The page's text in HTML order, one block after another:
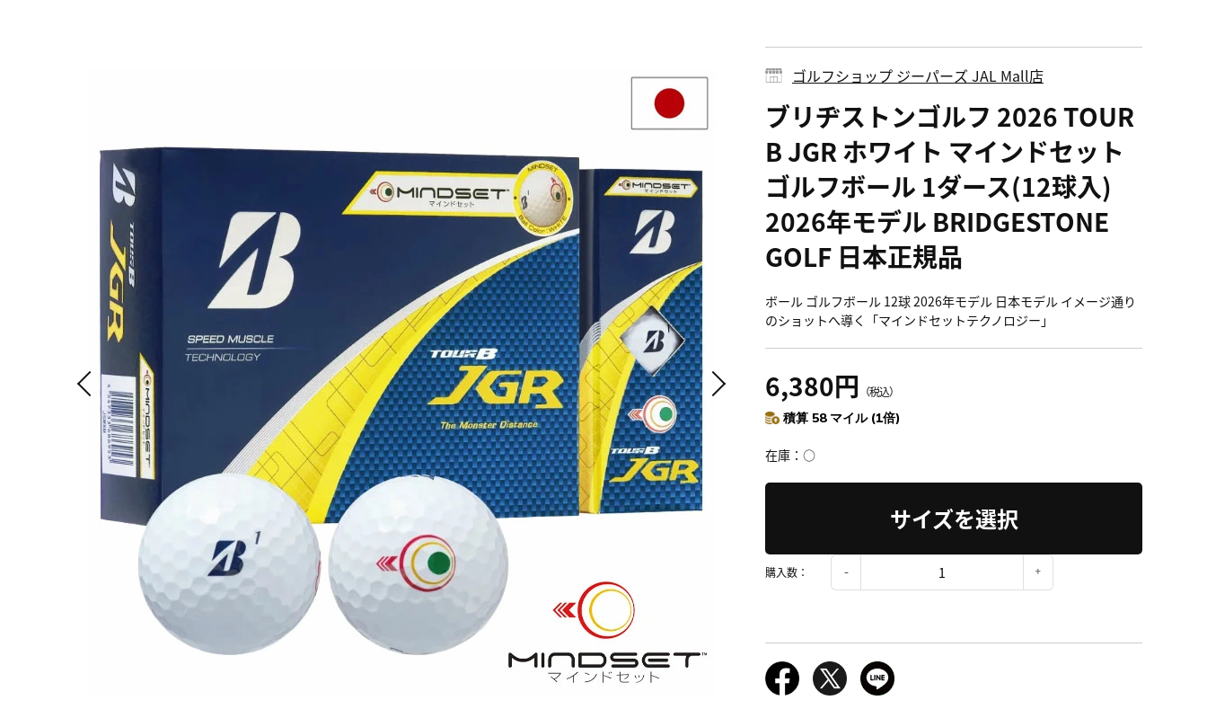
ゴルフショップ ジーパーズ JAL Mall店
ブリヂストンゴルフ 2026 TOUR
B JGR ホワイト マインドセット
ゴルフボール 1ダース(12球入)
2026年モデル BRIDGESTONE
GOLF 日本正規品
ボール ゴルフボール 12球 2026年モデル 日本モデル イメージ通り
のショットへ導く「マインドセットテクノロジー」
6,380円 （税込）
積算 58 マイル (1倍)
在庫 ○
サイズを選択
購入数：